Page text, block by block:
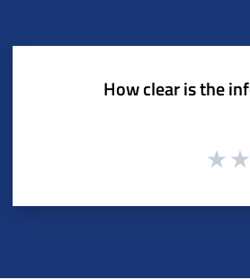
How clear is the